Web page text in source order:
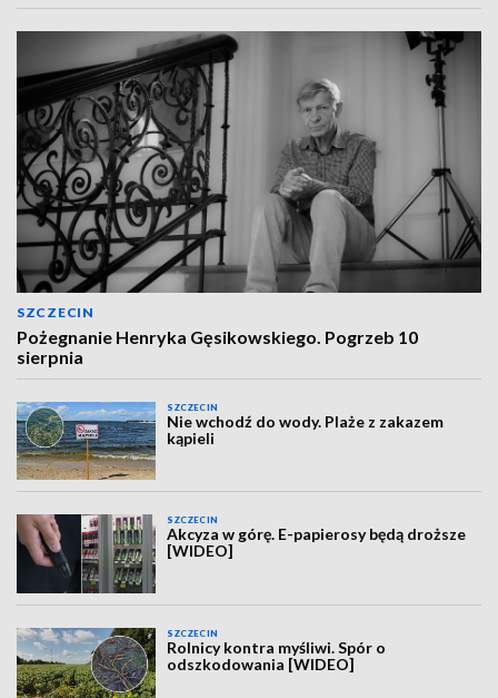
SZCZECIN
Pożegnanie Henryka Gęsikowskiego. Pogrzeb 10
sierpnia
SZCZECIN
Nie wchodź do wody. Plaże z zakazem
kąpieli
SZCZECIN
Akcyza w górę. E-papierosy będą droższe
[WIDEO]
SZCZECIN
Rolnicy kontra myśliwi. Spór o
odszkodowania [WIDEO]